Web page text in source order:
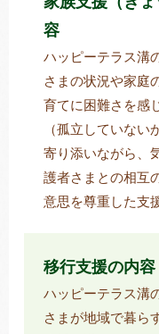
容
ハッピーテラス溝
さまの状況や家庭
育てに困難さを感
（孤立していな
寄り添いながら、
護者さまとの相互
意思を尊重した支
移行支援の内容
ハッピーテラス溝
さまが地域で暮ら